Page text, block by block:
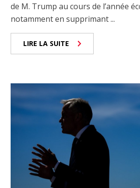
de M. Trump au cours de l’année
notamment en supprimant ...
LIRE LA SUITE